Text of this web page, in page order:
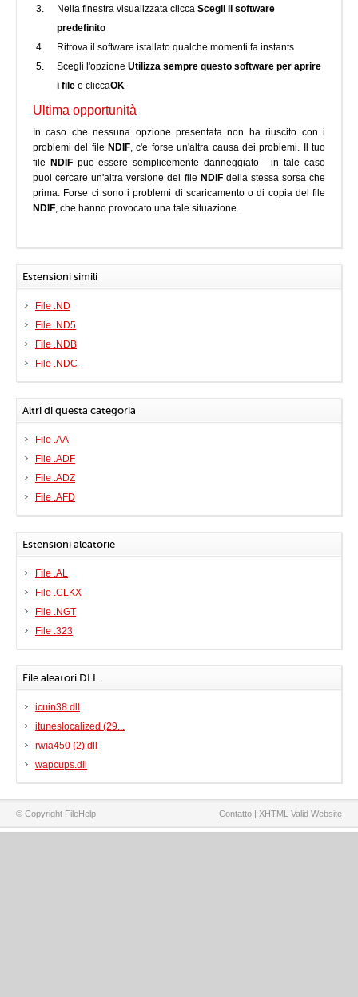
Nella finestra visualizzata clicca Scegli il software
predefinito
Ritrova il software istallato qualche momenti fa instants
Scegli l'opzione Utilizza sempre questo software per aprire
i file e cliccaOK
Ultima opportunità
In caso che nessuna opzione presentata non ha riuscito con i
problemi del file NDIF, c'e forse un'altra causa dei problemi. Il tuo
file
NDIFpuo essere semplicemente danneggiato - in tale caso
puoi cercare un'altra versione del file NDIFdella stessa sorsa che
prima. Forse ci sono i problemi di scaricamento o di copia del file
NDIF, che hanno provocato una tale situazione.
Estensioni simili
File .ND
File .ND5
File .NDB
File .NDC
Altri di questa categoria
File .AA
File .ADF
File .ADZ
File .AFD
Estensioni aleatorie
File .AL
File .CLKX
File .NGT
File .323
File aleatori DLL
icuin38.dll
ituneslocalized (29...
rwia450 (2).dll
wapcups.dll
© Copyright FileHelp Contatto | XHTML Valid Website